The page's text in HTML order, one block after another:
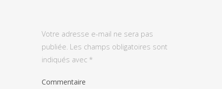
Votre adresse e-mail ne sera pas
publiée. Les champs obligatoires sont
indiqués avec *
Commentaire